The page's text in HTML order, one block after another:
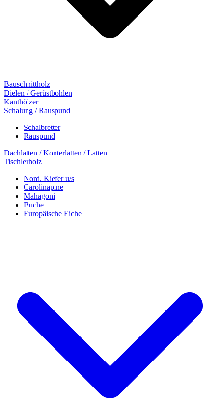
Bauschnittholz
Dielen / Gerüstbohlen
Kanthölzer
Schalung / Rauspund
Schalbretter
Rauspund
Dachlatten / Konterlatten / Latten
Tischlerholz
Nord. Kiefer u/s
Carolinapine
Mahagoni
Buche
Europäische Eiche